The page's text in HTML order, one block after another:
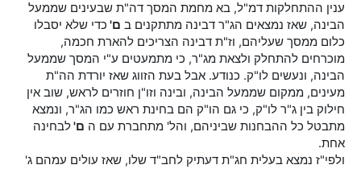
ענין ההתחלקות דמ"ל, בא מחמת המסך דה"ת שבעינים שממעל
הבינה, שאז נמצאים הג"ר דבינה מתתקנים ב ם' כדי שלא יסבלו
כלום ממסך שעליהם, וז"ת דבינה הצריכים להארת חכמה,
מוכרחים להתחלק ולצאת מג"ר, כי מתמעטים ע"י המסך שממעל
הבינה, ונעשים לו"ק. כנודע. אבל בעת הזווג שאז יורדת הה"ת
מעינים, ממקום שממעל הבינה, ובינה וזו"ן חוזרים לראש, שוב אין
חילוק בין ג"ר לו"ק, כי גם הו"ק הם בחינת ראש כמו הג"ר, ונמצא
מתבטל כל ההבחנות שביניהם, והל' מתחברת עם ה ם'לבחינה
אחת.
ולפי"ז נמצא בעלית חג"ת דעתיק לחב"ד שלו, שאז עולים עמהם ג'